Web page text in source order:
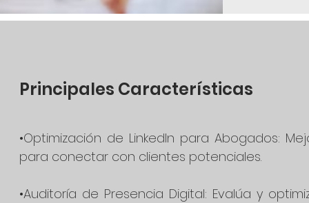
Principales Características
•Optimización de LinkedIn para Abogados:
para conectar con clientes potenciales.
•Auditoría de Presencia Digital: Evalúa y